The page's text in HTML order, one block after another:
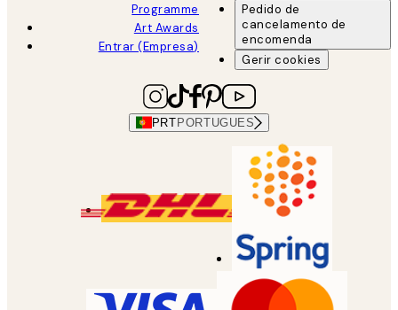
Programme
Art Awards
Entrar (Empresa)
Pedido de
cancelamento de
encomenda
Gerir cookies
PRT PORTUGUES